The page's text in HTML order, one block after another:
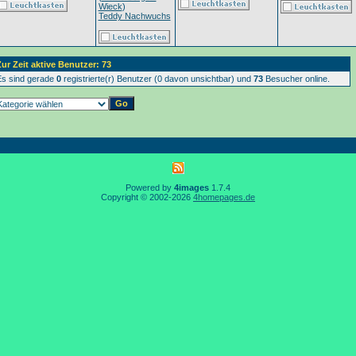
Wieck)
Teddy Nachwuchs
Zeit aktive Benutzer: 73
sind gerade 0registrierte(r) Benutzer (0 davon unsichtbar) und 73Besucher online.
Powered by 4images 1.7.4
Copyright © 2002-2026 4homepages.de